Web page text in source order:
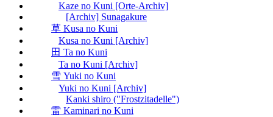
Kaze no Kuni [Orte-Archiv]
[Archiv] Sunagakure
草 Kusa no Kuni
Kusa no Kuni [Archiv]
田 Ta no Kuni
Ta no Kuni [Archiv]
雪 Yuki no Kuni
Yuki no Kuni [Archiv]
Kanki shiro ("Frostzitadelle")
雷 Kaminari no Kuni